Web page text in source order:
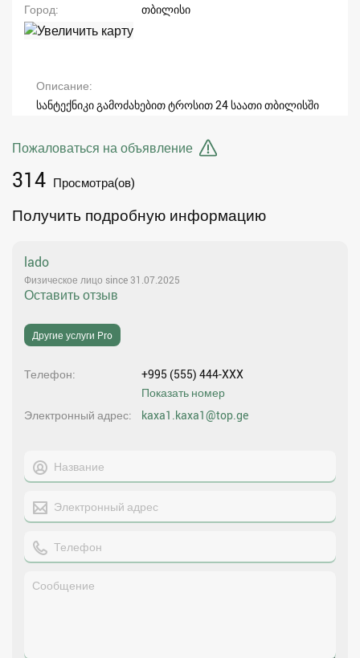
Город თბილისი
Описание
სანტექნიკი გამოძახებით ტროსით 24 საათი თბილისში
Пожаловаться на объявление
314 Просмотра(ов)
Получить подробную информацию
lado
Физическое лицо since 31.07.2025
Оставить отзыв
Другие услуги Pro
Телефон
+995 (555) 444-XXX
Показать номер
Электронный адрес
kaxa1.kaxa1@top.ge